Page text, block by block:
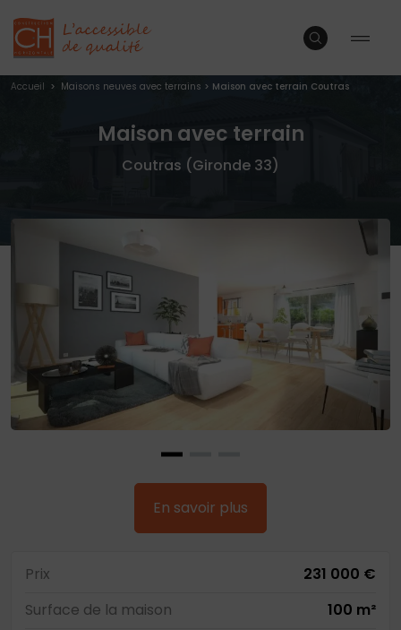
Accueil > Maisons neuves avec terrains > Maison avec terrain Coutras
Maison avec terrain
Coutras (Gironde 33)
En savoir plus
Prix
231 000 €
Surface de la maison
100 m²